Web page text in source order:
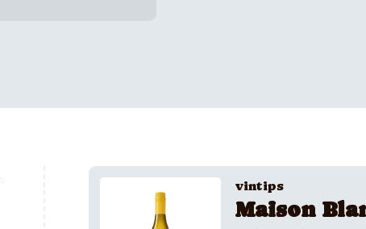
vintips
Maison